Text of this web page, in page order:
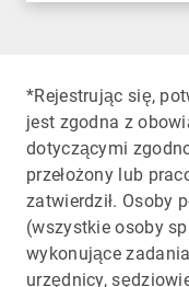
*Rejestrując się,
jest zgodna z
dotyczącymi
przełożony lub
zatwierdził. Osoby
(wszystkie osoby
wykonujące
urzędnicy,